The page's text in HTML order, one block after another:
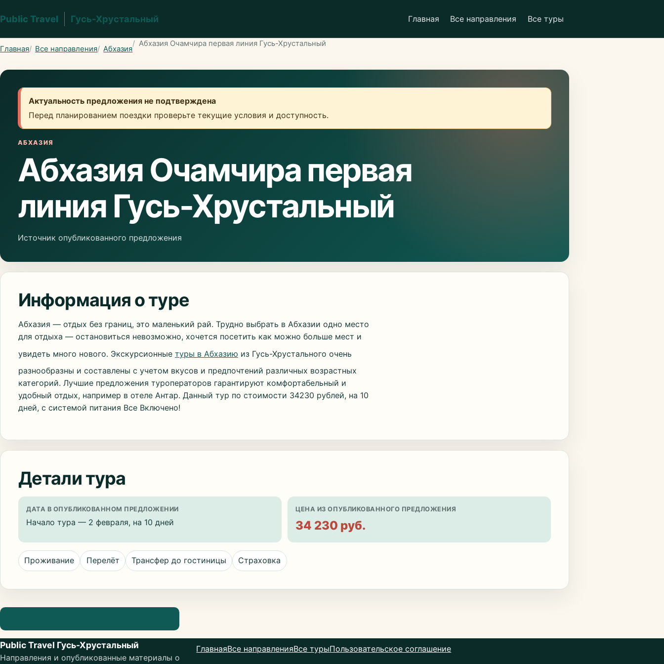
Public Travel Гусь-Хрустальный Главная Все направления Все туры
Главная Все направления Абхазия
Абхазия Очамчира первая линия Гусь-Хрустальный
Актуальность предложения не подтверждена
Перед планированием поездки проверьте текущие условия и доступность.
АБХАЗИЯ
Абхазия Очамчира первая
линия Гусь-Хрустальный
Источник опубликованного предложения
Информация о туре
Абхазия — отдых без границ, это маленький рай. Трудно выбрать в Абхазии одно место
для отдыха — остановиться невозможно, хочется посетить как можно больше мест и
увидеть много нового. Экскурсионные туры в Абхазию из Гусь-Хрустального очень
разнообразны и составлены с учетом вкусов и предпочтений различных возрастных
категорий. Лучшие предложения туроператоров гарантируют комфортабельный и
удобный отдых, например в отеле Антар. Данный тур по стоимости 34230 рублей, на 10
дней, с системой питания Все Включено!
Детали тура
ДАТА В ОПУБЛИКОВАННОМ ПРЕДЛОЖЕНИИ
Начало тура — 2 февраля, на 10 дней
ЦЕНА ИЗ ОПУБЛИКОВАННОГО ПРЕДЛОЖЕНИЯ
34 230 руб.
Проживание Перелёт Трансфер до гостиницы Страховка
Public Travel Гусь-Хрустальный
Направления и опубликованные материалы о
ГлавнаяВсе направленияВсе турыПользовательское соглашение